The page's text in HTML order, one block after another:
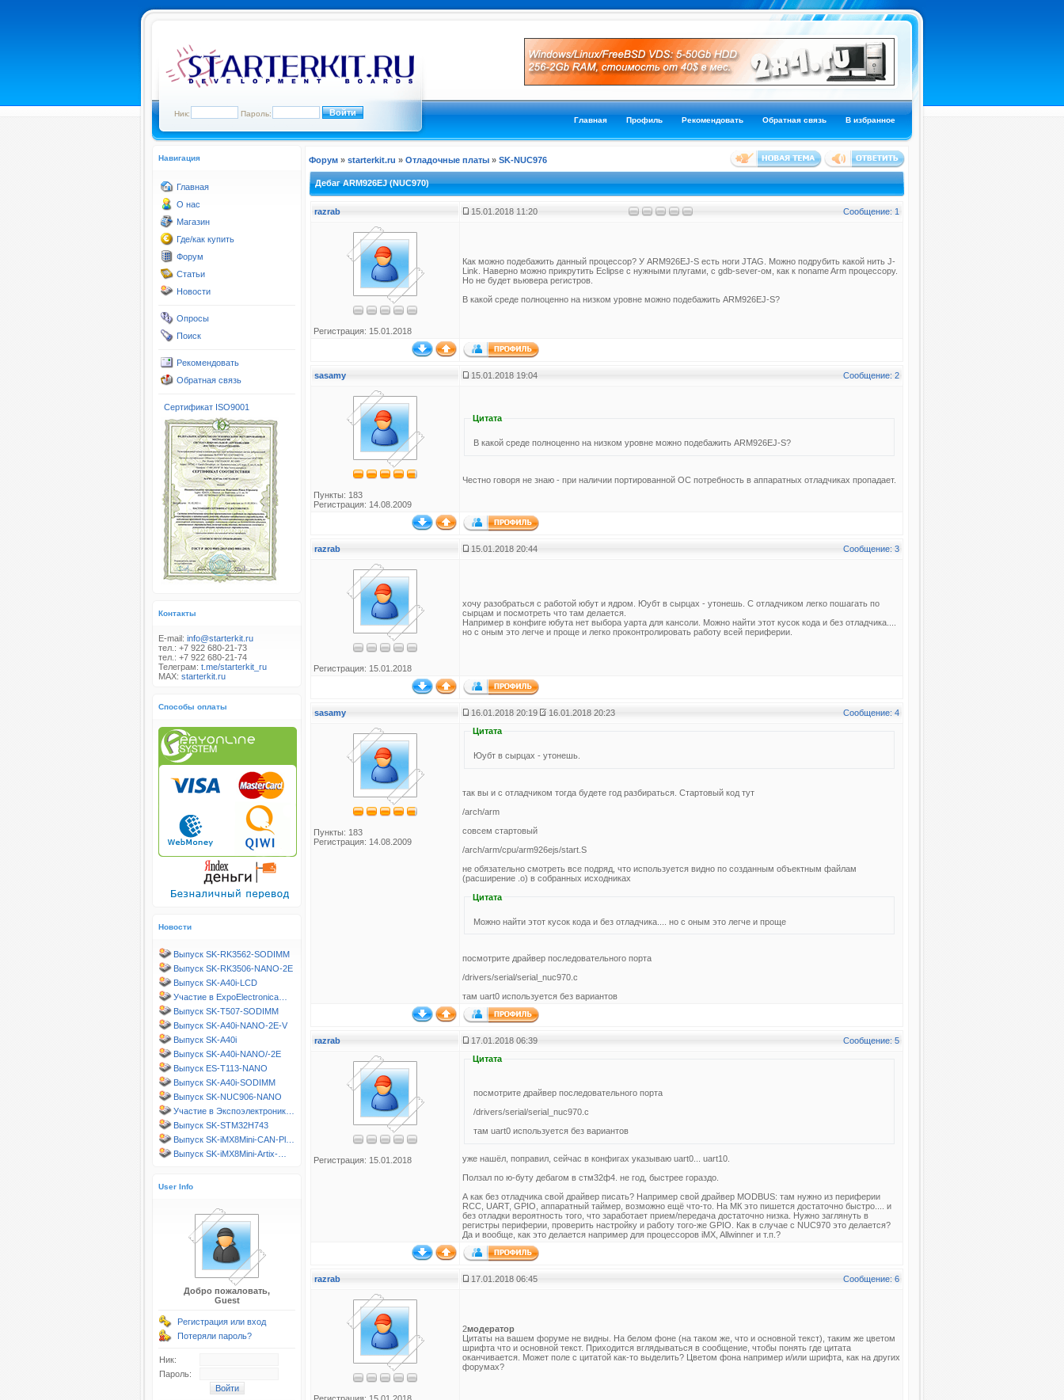
Ник: Пароль:
Главная Профиль Рекомендовать Обратная связь В избранное
Навигация
Главная
О нас
Магазин
Где/как купить
Форум
Статьи
Новости
Опросы
Поиск
Рекомендовать
Обратная связь
Сертификат ISO9001
Контакты
E-mail: info@starterkit.ru
тел.: +7 922 680-21-73
тел.: +7 922 680-21-74
Телеграм: t.me/starterkit_ru
MAX: starterkit.ru
Способы оплаты
Новости
Выпуск SK-RK3562-SODIMM
Выпуск SK-RK3506-NANO-2E
Выпуск SK-A40i-LCD
Участие в ExpoElectronica…
Выпуск SK-T507-SODIMM
Выпуск SK-A40i-NANO-2E-V
Выпуск SK-A40i
Выпуск SK-A40i-NANO/-2E
Выпуск ES-T113-NANO
Выпуск SK-A40i-SODIMM
Выпуск SK-NUC906-NANO
Участие в Экспоэлектроник…
Выпуск SK-STM32H743
Выпуск SK-iMX8Mini-CAN-Pl…
Выпуск SK-iMX8Mini-Artix-…
User Info
Добро пожаловать,
Guest
Регистрация или вход
Потеряли пароль?
Ник:
Пароль:
Форум » starterkit.ru » Отладочные платы » SK-NUC976
Дебаг ARM926EJ (NUC970)
razrab 15.01.2018 11:20 Сообщение: 1
Регистрация: 15.01.2018
Как можно подебажить данный процессор? У ARM926EJ-S есть ноги JTAG. Можно подрубить какой нить J-
Link. Наверно можно прикрутить Eclipse c нужными плугами, с gdb-sever-ом, как к noname Arm процессору.
Но не будет вьювера регистров.
В какой среде полноценно на низком уровне можно подебажить ARM926EJ-S?
sasamy 15.01.2018 19:04 Сообщение: 2
Пункты: 183
Регистрация: 14.08.2009
Цитата
В какой среде полноценно на низком уровне можно подебажить ARM926EJ-S?
Честно говоря не знаю - при наличии портированной ОС потребность в аппаратных отладчиках пропадает.
razrab 15.01.2018 20:44 Сообщение: 3
Регистрация: 15.01.2018
хочу разобраться с работой юбут и ядром. Юубт в сырцах - утонешь. С отладчиком легко пошагать по
сырцам и посмотреть что там делается.
Например в конфиге юбута нет выбора уарта для кансоли. Можно найти этот кусок кода и без отладчика....
но с оным это легче и проще и легко проконтролировать работу всей периферии.
sasamy 16.01.2018 20:19 16.01.2018 20:23 Сообщение: 4
Пункты: 183
Регистрация: 14.08.2009
Цитата
Юубт в сырцах - утонешь.
так вы и с отладчиком тогда будете год разбираться. Стартовый код тут
/arch/arm
совсем стартовый
/arch/arm/cpu/arm926ejs/start.S
не обязательно смотреть все подряд, что используется видно по созданным объектным файлам
(расширение .o) в собранных исходниках
Цитата
Можно найти этот кусок кода и без отладчика.... но с оным это легче и проще
посмотрите драйвер последовательного порта
/drivers/serial/serial_nuc970.c
там uart0 используется без вариантов
razrab 17.01.2018 06:39 Сообщение: 5
Регистрация: 15.01.2018
Цитата
посмотрите драйвер последовательного порта
/drivers/serial/serial_nuc970.c
там uart0 используется без вариантов
уже нашёл, поправил, сейчас в конфигах указываю uart0... uart10.
Ползал по ю-буту дебагом в стм32ф4. не год, быстрее гораздо.
А как без отладчика свой драйвер писать? Например свой драйвер MODBUS: там нужно из периферии
RCC, UART, GPIO, аппаратный таймер, возможно ещё что-то. На МК это пишется достаточно быстро.... и
без отладки вероятность того, что заработает прием/передача достаточно низка. Нужно заглянуть в
регистры периферии, проверить настройку и работу того-же GPIO. Как в случае с NUC970 это делается?
Да и вообще, как это делается например для процессоров iMX, Allwinner и т.п.?
razrab 17.01.2018 06:45 Сообщение: 6
2модератор
Цитаты на вашем форуме не видны. На белом фоне (на таком же, что и основной текст), таким же цветом
шрифта что и основной текст. Приходится вглядываться в сообщение, чтобы понять где цитата
оканчивается. Может поле с цитатой как-то выделить? Цветом фона например и/или шрифта, как на других
форумах?